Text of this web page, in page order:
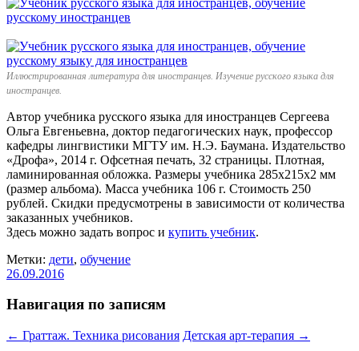
Иллюстрированная литература для иностранцев. Изучение русского языка для
иностранцев.
Автор учебника русского языка для иностранцев Сергеева
Ольга Евгеньевна, доктор педагогических наук, профессор
кафедры лингвистики МГТУ им. Н.Э. Баумана. Издательство
«Дрофа», 2014 г. Офсетная печать, 32 страницы. Плотная,
ламинированная обложка. Размеры учебника 285x215x2 мм
(размер альбома). Масса учебника 106 г. Стоимость 250
рублей. Скидки предусмотрены в зависимости от количества
заказанных учебников.
Здесь можно задать вопрос и купить учебник.
Метки: дети, обучение
26.09.2016
Навигация по записям
← Граттаж. Техника рисования Детская арт-терапия →